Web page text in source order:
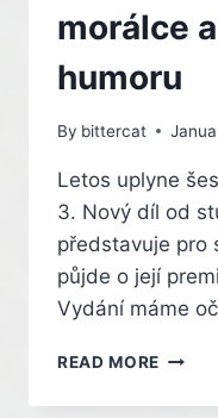
morálce
humoru
By bittercat
Letos uplyne
3. Nový díl od
představuje pro
půjde o její
Vydání máme
READ MORE FABLE
VRÁTÍ